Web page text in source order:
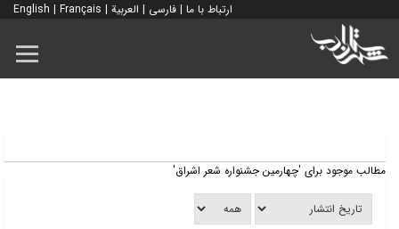
ارتباط با ما | فارسی | العربية |
English | Français
مطالب موجود برای 'چهارمین جشنواره شعر اشراق'